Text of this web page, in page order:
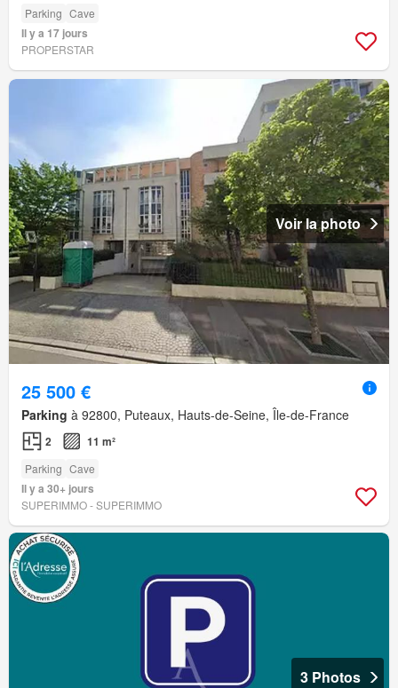
Parking Cave
Il y a 17 jours
PROPERSTAR
Voir la photo
25 500 €
Parking à 92800, Puteaux, Hauts-de-Seine, Île-de-France
2 11 m²
Parking Cave
Il y a 30+ jours
SUPERIMMO - SUPERIMMO
3 Photos